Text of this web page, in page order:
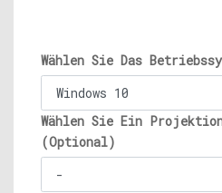
Wählen Sie Das
Wählen Sie Ein
(Optional)